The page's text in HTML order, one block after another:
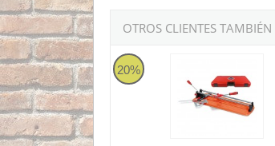
OTROS CLIENTES
20%
Cortadora profesional Rubi